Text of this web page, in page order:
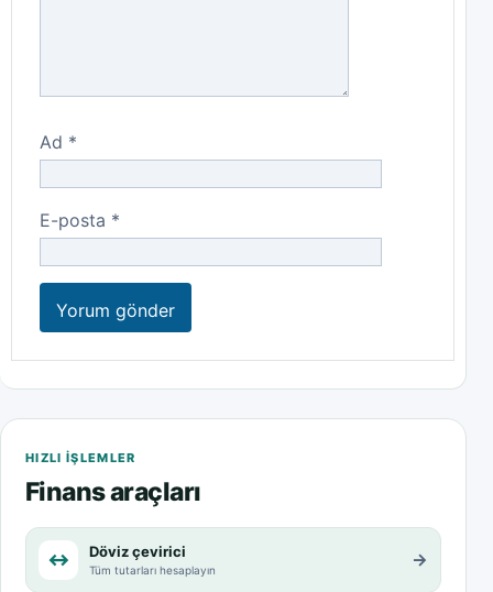
Ad *
E-posta *
HIZLI IŞLEMLER
Finans araçları
↔ Döviz çevirici
Tüm tutarları hesaplayın →